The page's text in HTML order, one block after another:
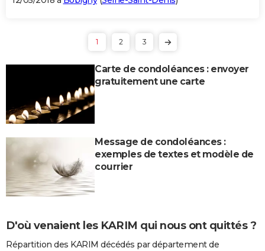
1 2 3
Carte de condoléances : envoyer
gratuitement une carte
Message de condoléances :
exemples de textes et modèle de
courrier
D'où venaient les KARIM qui nous ont quittés ?
Répartition des KARIM décédés par département de